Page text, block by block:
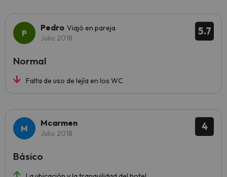
5.7
Pedro Viajó en pareja
Julio 2018
Falta de uso de lejía en los WC
Normal
4
Mcarmen
Julio 2018
Básico